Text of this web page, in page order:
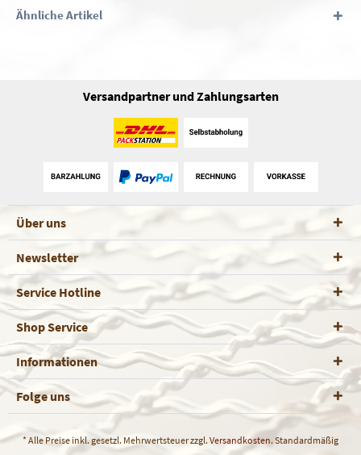
Ähnliche Artikel
Versandpartner und Zahlungsarten
Über uns
Newsletter
Service Hotline
Shop Service
Informationen
Folge uns
* Alle Preise inkl. gesetzl. Mehrwertsteuer zzgl. Versandkosten. Standardmäßig